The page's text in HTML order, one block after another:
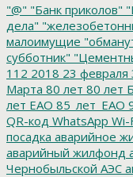
"@" "Банк приколов"
дела"
малоимущие
субботник"
112 2018 23 февраля
Марта 80 лет 80 лет
лет ЕАО 85_лет_ЕАО
QR-код WhatsApp Wi-
посадка аварийное
аварийный жилфонд
Чернобыльской АЭС